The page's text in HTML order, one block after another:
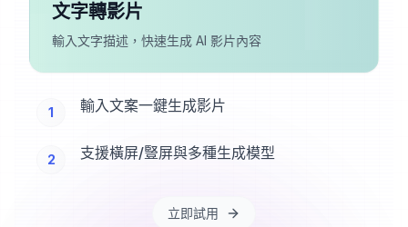
文字轉影片
輸入文字描述，快速生成 AI 影片內容
1 輸入文案一鍵生成影片
2 支援橫屏/豎屏與多種生成模型
立即試用